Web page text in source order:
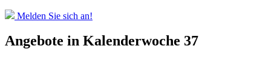
Melden Sie sich an!
Angebote in Kalenderwoche 37